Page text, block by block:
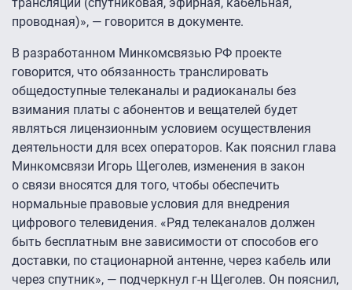
трансляции (спутниковая, эфирная, кабельная,
проводная)», — говорится в документе.
В разработанном Минкомсвязью РФ проекте
говорится, что обязанность транслировать
общедоступные телеканалы и радиоканалы без
взимания платы с абонентов и вещателей будет
являться лицензионным условием осуществления
деятельности для всех операторов. Как пояснил глава
Минкомсвязи Игорь Щеголев, изменения в закон
о связи вносятся для того, чтобы обеспечить
нормальные правовые условия для внедрения
цифрового телевидения. «Ряд телеканалов должен
быть бесплатным вне зависимости от способов его
доставки, по стационарной антенне, через кабель или
через спутник», — подчеркнул г-н Щеголев. Он пояснил,